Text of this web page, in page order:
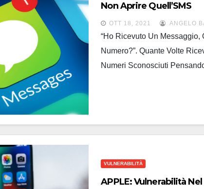
Non Aprire Quell’SMS
OTT 18, 2021 ANGELO
“Ho Ricevuto Un Messaggio,
Numero?”. Quante Volte
Numeri Sconosciuti
VULNERABILITÀ
APPLE: Vulnerabilità